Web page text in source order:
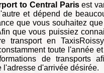
to Central Parisest
et dépend de
que vous souhaitez
que vous puissiez
transport en
toute l'année
de transports
d'arrivée désirée.